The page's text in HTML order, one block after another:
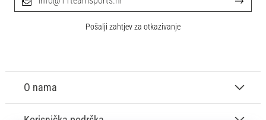
O nama
Pošalji zahtjev za otkazivanje